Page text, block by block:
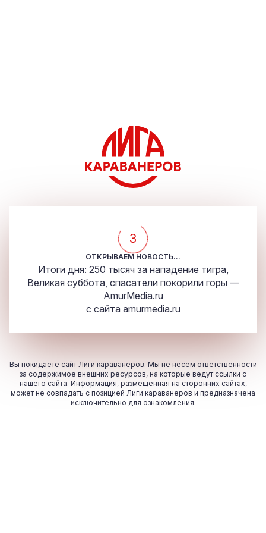
3
ОТКРЫВАЕМ НОВОСТЬ...
Итоги дня: 250 тысяч за нападение тигра,
Великая суббота, спасатели покорили горы —
AmurMedia.ru
с сайта amurmedia.ru
Вы покидаете сайт Лиги караванеров. Мы не несём ответственности
за содержимое внешних ресурсов, на которые ведут ссылки с
нашего сайта. Информация, размещённая на сторонних сайтах,
может не совпадать с позицией Лиги караванеров и предназначена
исключительно для ознакомления.